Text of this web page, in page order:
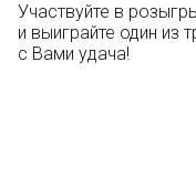
Участвуйте в
и выиграйте один из
с Вами удача!